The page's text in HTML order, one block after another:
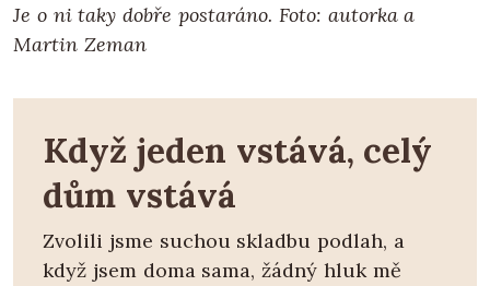
Je o ni taky dobře postaráno. Foto: autorka a
Martin Zeman
Když jeden vstává, celý
dům vstává
Zvolili jsme suchou skladbu podlah, a
když jsem doma sama, žádný hluk mě